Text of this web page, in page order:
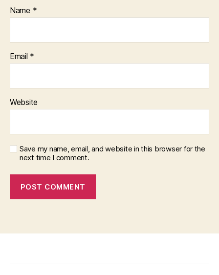
Name *
Email *
Website
Save my name, email, and website in this browser for the
next time I comment.